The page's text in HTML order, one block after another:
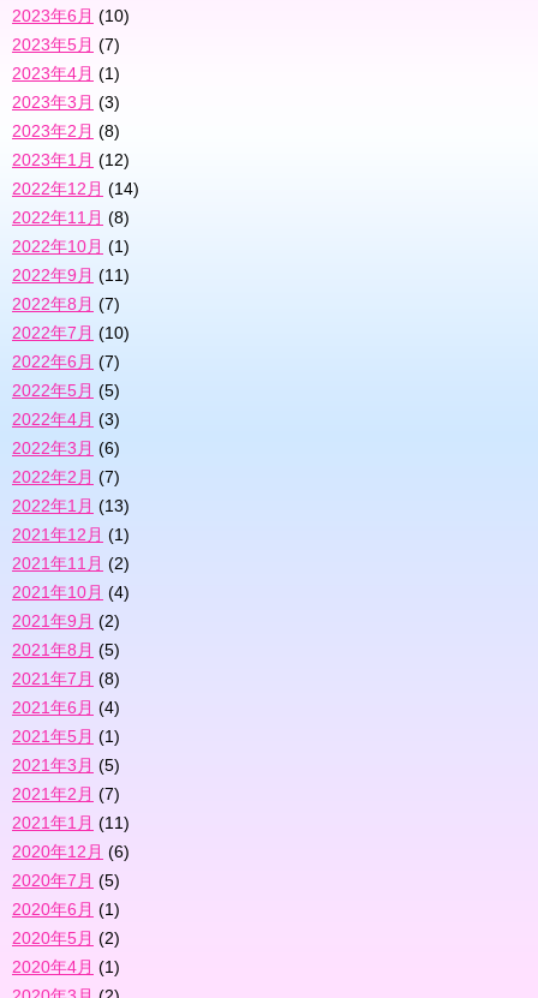
2023年6月 (10)
2023年5月 (7)
2023年4月 (1)
2023年3月 (3)
2023年2月 (8)
2023年1月 (12)
2022年12月 (14)
2022年11月 (8)
2022年10月 (1)
2022年9月 (11)
2022年8月 (7)
2022年7月 (10)
2022年6月 (7)
2022年5月 (5)
2022年4月 (3)
2022年3月 (6)
2022年2月 (7)
2022年1月 (13)
2021年12月 (1)
2021年11月 (2)
2021年10月 (4)
2021年9月 (2)
2021年8月 (5)
2021年7月 (8)
2021年6月 (4)
2021年5月 (1)
2021年3月 (5)
2021年2月 (7)
2021年1月 (11)
2020年12月 (6)
2020年7月 (5)
2020年6月 (1)
2020年5月 (2)
2020年4月 (1)